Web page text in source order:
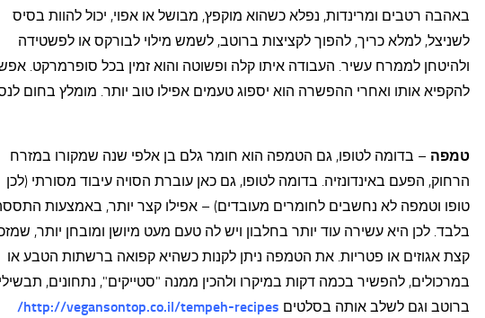
באהבה רטבים ומרינדות, נפלא כשהוא מוקפץ, מבושל או אפוי, יכול להוות בסיס
לשניצל, למלא כריך, להפוך לקציצות ברוטב, לשמש מילוי לבורקס או לפשטידה
ולהיטחן לממרח עשיר. העבודה איתו קלה ופשוטה והוא זמין בכל סופרמרקט.
להקפיא אותו ואחרי ההפשרה הוא יספוג טעמים אפילו טוב יותר. מומלץ בחום
טמפה – בדומה לטופו, גם הטמפה הוא חומר גלם בן אלפי שנה שמקורו במזרח
הרחוק, הפעם באינדונזיה. בדומה לטופו, גם כאן עוברת הסויה עיבוד מסורתי (לכן
טופו וטמפה לא נחשבים לחומרים מעובדים) – אפילו קצר יותר, באמצעות
בלבד. לכן היא עשירה עוד יותר בחלבון ויש לה טעם מעט מיושן ומובחן יותר,
קצת אגוזים או פטריות. את הטמפה ניתן לקנות כשהיא קפואה ברשתות הטבע או
במרכולים, להפשיר בכמה דקות במיקרו ולהכין ממנה "סטייקים", נתחונים,
ברוטב וגם לשלב אותה בסלטים http://vegansontop.co.il/tempeh-recipes/